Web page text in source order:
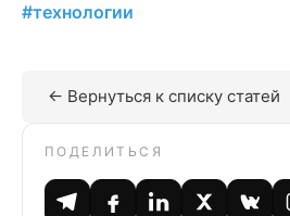
#технологии
← Вернуться к списку статей
ПОДЕЛИТЬСЯ